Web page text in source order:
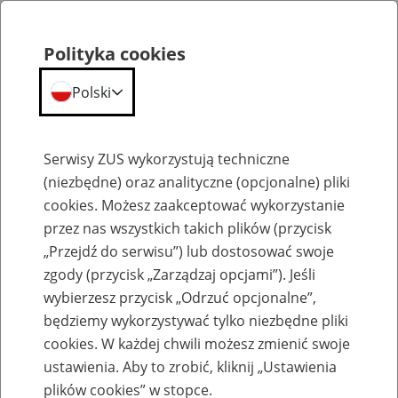
Emerytury
Baza zlikwidowanych lub
przekształconych zakładów pracy
Polityka cookies
Polski
Serwisy ZUS wykorzystują techniczne
(niezbędne) oraz analityczne (opcjonalne) pliki
cookies. Możesz zaakceptować wykorzystanie
przez nas wszystkich takich plików (przycisk
„Przejdź do serwisu”) lub dostosować swoje
zgody (przycisk „Zarządzaj opcjami”). Jeśli
wybierzesz przycisk „Odrzuć opcjonalne”,
będziemy wykorzystywać tylko niezbędne pliki
cookies. W każdej chwili możesz zmienić swoje
ustawienia. Aby to zrobić, kliknij „Ustawienia
plików cookies” w stopce.